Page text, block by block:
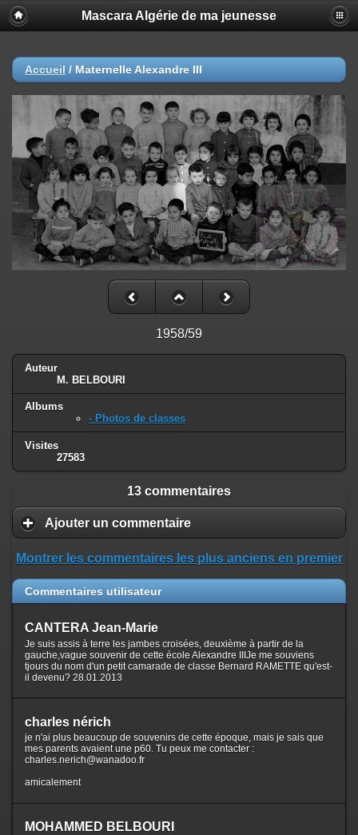
Mascara Algérie de ma jeunesse
Accueil / Maternelle Alexandre III
1958/59
Auteur
M. BELBOURI
Albums
- Photos de classes
Visites
27583
13 commentaires
Ajouter un commentaire
Montrer les commentaires les plus anciens en premier
Commentaires utilisateur
CANTERA Jean-Marie
Je suis assis à terre les jambes croisées, deuxième à partir de la
gauche,vague souvenir de cette école Alexandre IIIJe me souviens
tjours du nom d'un petit camarade de classe Bernard RAMETTE qu'est-
il devenu? 28.01.2013
charles nérich
je n'ai plus beaucoup de souvenirs de cette époque, mais je sais que
mes parents avaient une p60. Tu peux me contacter :
charles.nerich@wanadoo.fr
amicalement
MOHAMMED BELBOURI